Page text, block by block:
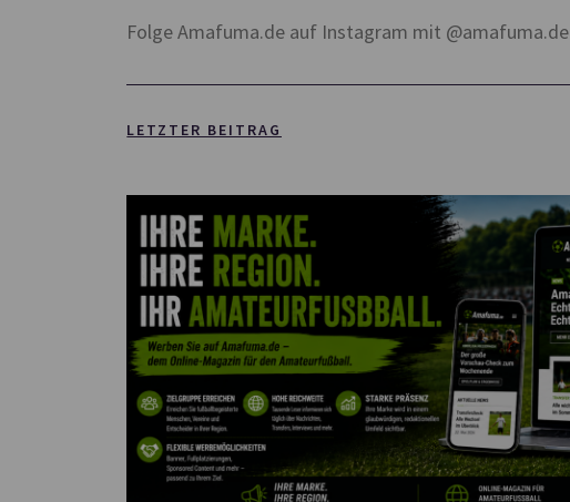
Folge Amafuma.de auf Instagram mit @amafuma.de
LETZTER BEITRAG